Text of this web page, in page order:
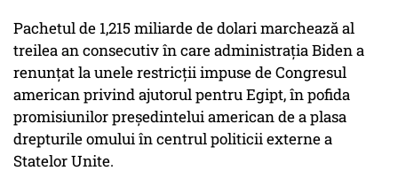
Pachetul de 1,215 miliarde de dolari marchează al
treilea an consecutiv în care administraţia Biden a
renunţat la unele restricţii impuse de Congresul
american privind ajutorul pentru Egipt, în pofida
promisiunilor preşedintelui american de a plasa
drepturile omului în centrul politicii externe a
Statelor Unite.